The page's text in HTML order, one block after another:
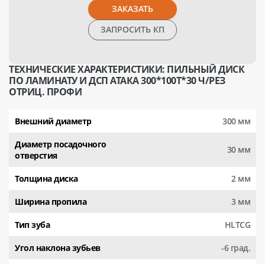
ЗАКАЗАТЬ
ЗАПРОСИТЬ КП
ТЕХНИЧЕСКИЕ ХАРАКТЕРИСТИКИ: ПИЛЬНЫЙ ДИСК
ПО ЛАМИНАТУ И ДСП АТАКА 300*100T*30 Ч/РЕЗ
ОТРИЦ. ПРОФИ
Внешний диаметр 300 мм
Диаметр посадочного
отверстия
30 мм
Толщина диска 2 мм
Ширина пропила 3 мм
Тип зуба HLTCG
Угол наклона зубьев -6 град.